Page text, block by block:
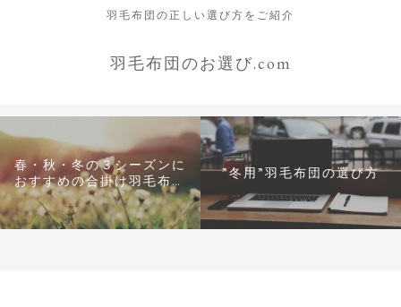
羽毛布団の正しい選び方をご紹介
羽毛布団のお選び.com
春・秋・冬の３シーズンに
おすすめの合掛け羽毛布団
について
”冬用”羽毛布団の選び方